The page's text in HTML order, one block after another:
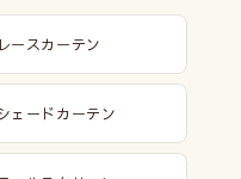
レースカーテン
ェードカーテン